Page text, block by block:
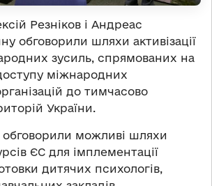
Резніков і Андреас
обговорили шляхи активізації
зусиль, спрямованих на
міжнародних
до тимчасово
України.
можливі шляхи
ЄС для імплементації
дитячих психологів,